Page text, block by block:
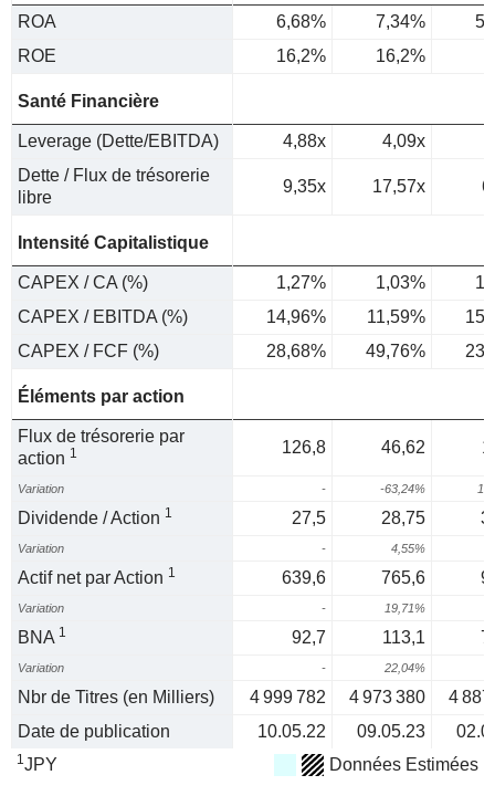
ROA 6,68% 7,34%
ROE
16,2% 16,2%
Santé Financière
Leverage (Dette/EBITDA) 4,88x 4,09x
Dette / Flux de trésorerie
libre
9,35x 17,57x
Intensité Capitalistique
CAPEX / CA (%) 1,27% 1,03%
CAPEX / EBITDA (%)
14,96% 11,59%
CAPEX / FCF (%)
28,68% 49,76%
Éléments par action
Flux de trésorerie par
action 1 126,8 46,62
Variation - -63,24%
Dividende / Action 1 27,5 28,75
Variation - 4,55%
Actif net par Action 1 639,6 765,6
Variation - 19,71%
BNA 1 92,7 113,1
Variation - 22,04%
Nbr de Titres (en Milliers) 4 999 782 4 973 380
4 887
Date de publication
10.05.22 09.05.23
1JPY Données Estimées